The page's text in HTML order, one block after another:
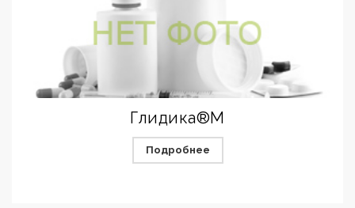
Глидика®М
Подробнее